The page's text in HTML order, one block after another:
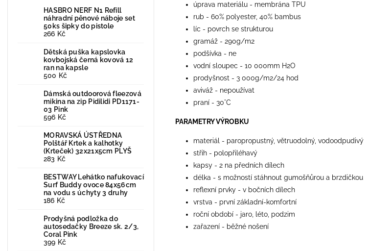
HASBRO NERF N1 Refill
náhradní pěnové náboje set
50ks šipky do pistole
266 Kč
Dětská puška kapslovka
kovbojská černá kovová 12
ran na kapsle
500 Kč
Dámská outdoorová fleezová
mikina na zip Pidilidi PD1171-
03 Pink
596 Kč
MORAVSKÁ ÚSTŘEDNA
Polštář Krtek a kalhotky
(Krteček) 32x21x5cm PLYŠ
283 Kč
BESTWAY Lehátko nafukovací
Surf Buddy ovoce 84x56cm
na vodu s úchyty 3 druhy
186 Kč
Prodyšná podložka do
autosedačky Breeze sk. 2/3,
Coral Pink
399 Kč
úprava materiálu - membrána TPU
rub - 60% polyester, 40% bambus
líc - povrch se strukturou
gramáž - 290g/m2
podšívka - ne
vodní sloupec - 10 000mm H2O
prodyšnost - 3 000g/m2/24 hod
aviváž - nepoužívat
praní - 30°C
PARAMETRY VÝROBKU
materiál - paropropustný, větruodolný, vodoodpudivý
střih - polopřiléhavý
kapsy - 2 na předních dílech
délka - s možností stáhnout gumošňůrou a brzdičkou
reflexní prvky - v bočních dílech
vrstva - první základní-komfortní
roční období - jaro, léto, podzim
zařazení - běžné nošení